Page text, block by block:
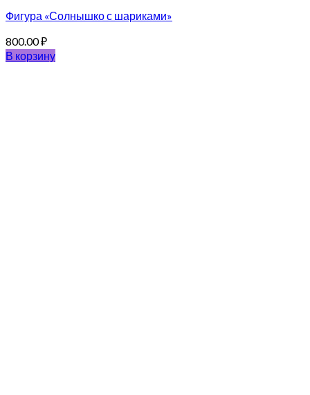
Фигура «Солнышко с шариками»
800.00₽
В корзину